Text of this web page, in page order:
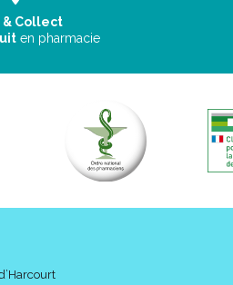
& Collect
en pharmacie